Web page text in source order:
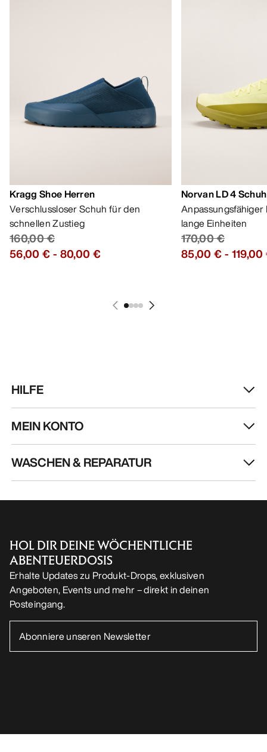
Kragg Shoe Herren
Verschlussloser Schuh für den
schnellen Zustieg
160,00 €
56,00 €- 80,00 €
Norvan LD 4
lange Einheiten
170,00 €
85,00 €-
HILFE
MEIN KONTO
WASCHEN & REPARATUR
HOL DIR DEINE WÖCHENTLICHE
ABENTEUERDOSIS
Erhalte Updates zu Produkt-Drops, exklusiven
Angeboten, Events und mehr – direkt in deinen
Posteingang.